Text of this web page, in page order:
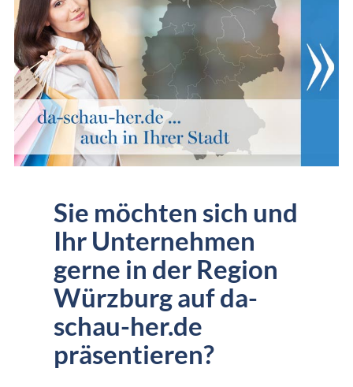
Sie möchten sich und
Ihr Unternehmen
gerne in der Region
Würzburg auf da-
schau-her.de
präsentieren?